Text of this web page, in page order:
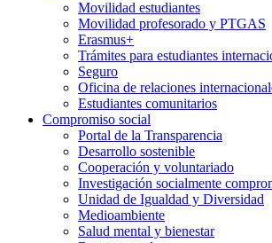
Movilidad estudiantes
Movilidad profesorado y PTGAS
Erasmus+
Trámites para estudiantes
Seguro
Oficina de relaciones
Estudiantes comunitarios
Compromiso social
Portal de la Transparencia
Desarrollo sostenible
Cooperación y voluntariado
Investigación socialmente
Unidad de Igualdad y Diversidad
Medioambiente
Salud mental y bienestar